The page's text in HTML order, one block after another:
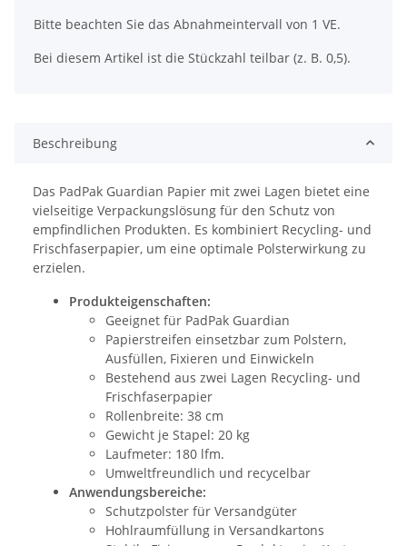
Bitte beachten Sie das Abnahmeintervall von 1 VE.
Bei diesem Artikel ist die Stückzahl teilbar (z. B. 0,5).
Beschreibung
Das PadPak Guardian Papier mit zwei Lagen bietet eine
vielseitige Verpackungslösung für den Schutz von
empfindlichen Produkten. Es kombiniert Recycling- und
Frischfaserpapier, um eine optimale Polsterwirkung zu
erzielen.
Produkteigenschaften:
Geeignet für PadPak Guardian
Papierstreifen einsetzbar zum Polstern,
Ausfüllen, Fixieren und Einwickeln
Bestehend aus zwei Lagen Recycling- und
Frischfaserpapier
Rollenbreite: 38 cm
Gewicht je Stapel: 20 kg
Laufmeter: 180 lfm.
Umweltfreundlich und recycelbar
Anwendungsbereiche:
Schutzpolster für Versandgüter
Hohlraumfüllung in Versandkartons